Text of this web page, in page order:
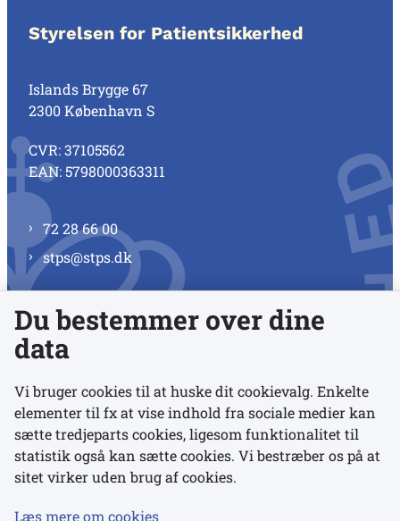
Styrelsen for Patientsikkerhed
Islands Brygge 67
2300 København S
CVR: 37105562
EAN: 5798000363311
72 28 66 00
stps@stps.dk
Se alle kontaktnumre
Links
Udgivelser
Du bestemmer over dine
data
Vi bruger cookies til at huske dit cookievalg. Enkelte
elementer til fx at vise indhold fra sociale medier kan
sætte tredjeparts cookies, ligesom funktionalitet til
statistik også kan sætte cookies. Vi bestræber os på at
sitet virker uden brug af cookies.
Læs mere om cookies